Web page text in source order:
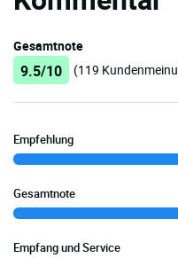
Gesamtnote
9.5/10 (119
Empfehlung
Gesamtnote
Empfang und Service